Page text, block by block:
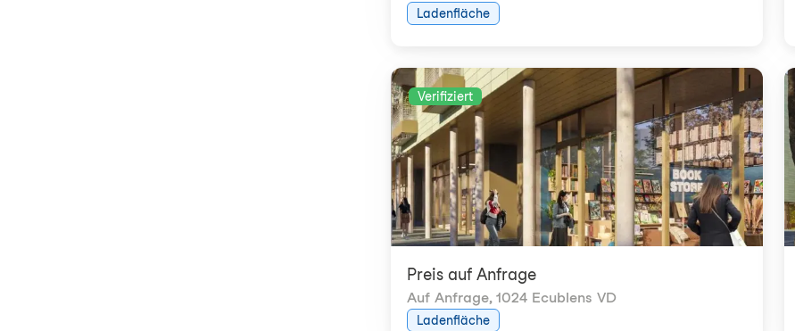
Ladenfläche
Verifiziert
Preis auf Anfrage
Auf Anfrage, 1024 Ecublens VD
Ladenfläche